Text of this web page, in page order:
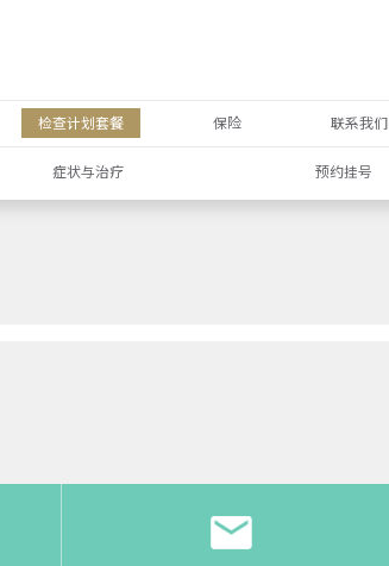
检查计划套餐 保险 联系我们
症状与治疗 预约挂号